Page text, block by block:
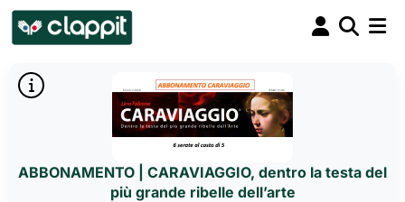
ABBONAMENTO | CARAVIAGGIO, dentro la testa del
più grande ribelle dell’arte